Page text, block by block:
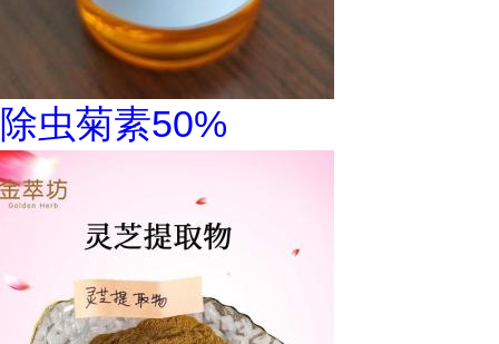
除虫菊素50%